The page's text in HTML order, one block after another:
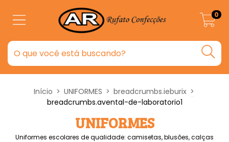
0
Início > UNIFORMES > breadcrumbs.ieburix >
breadcrumbs.avental-de-laboratorio1
UNIFORMES
Uniformes escolares de qualidade: camisetas, blusões, calças